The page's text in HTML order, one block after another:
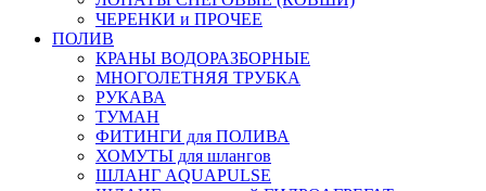
ЧЕРЕНКИ и ПРОЧЕЕ
ПОЛИВ
КРАНЫ ВОДОРАЗБОРНЫЕ
МНОГОЛЕТНЯЯ ТРУБКА
РУКАВА
ТУМАН
ФИТИНГИ для ПОЛИВА
ХОМУТЫ для шлангов
ШЛАНГ AQUAPULSE